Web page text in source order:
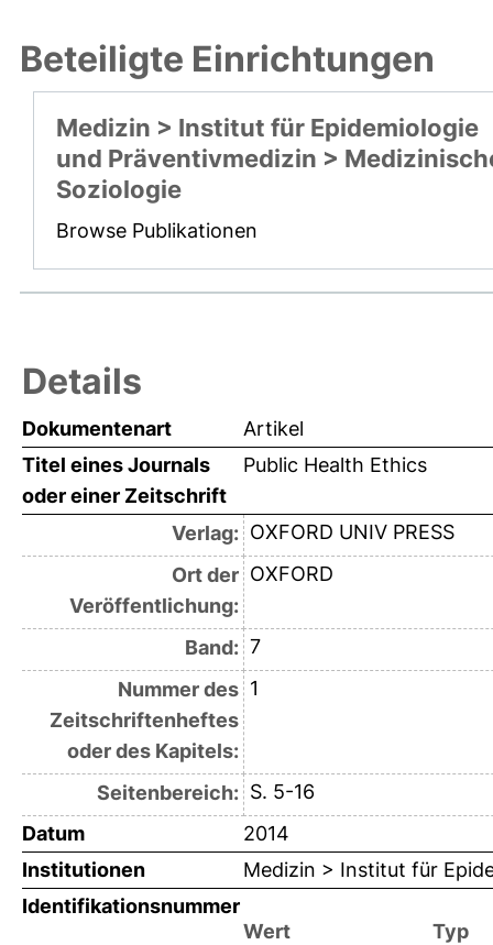
Beteiligte Einrichtungen
Medizin > Institut für Epidemiologie
und Präventivmedizin >
Soziologie
Browse Publikationen
Details
Dokumentenart
Artikel
Titel eines Journals
oder einer Zeitschrift
Public Health Ethics
Verlag: OXFORD UNIV PRESS
Ort der
Veröffentlichung:
OXFORD
Band: 7
Nummer des
Zeitschriftenheftes
oder des Kapitels:
1
Seitenbereich: S. 5-16
Datum
2014
Institutionen
Medizin > Institut für
Identifikationsnummer
Wert
Typ